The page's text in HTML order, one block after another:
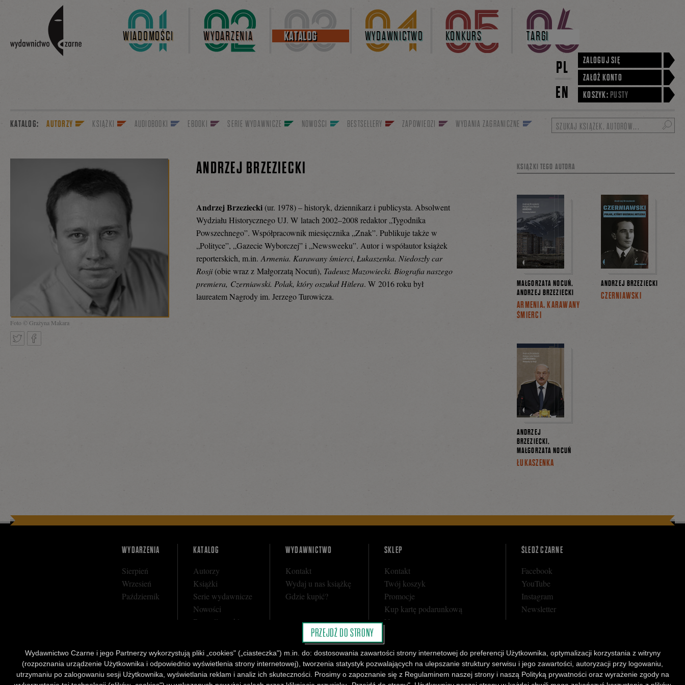
WIADOMOŚCI WYDARZENIA KATALOG WYDAWNICTWO KONKURS TARGI
PL
EN
ZALOGUJ SIĘ
ZAŁÓŻ KONTO
KOSZYK: PUSTY
KATALOG: AUTORZY KSIĄŻKI AUDIOBOOKI EBOOKI SERIE WYDAWNICZE NOWOŚCI BESTSELLERY ZAPOWIEDZI WYDANIA ZAGRANICZNE
ANDRZEJ BRZEZIECKI
Foto © Grażyna Makara
Andrzej Brzeziecki(ur. 1978) – historyk, dziennikarz i publicysta. Absolwent
Wydziału Historycznego UJ. W latach 2002–2008 redaktor „Tygodnika
Powszechnego”. Współpracownik miesięcznika „Znak”. Publikuje także w
„Polityce”, „Gazecie Wyborczej” i „Newsweeku”. Autor i współautor książek
reporterskich, m.in.Armenia. Karawany śmierci, Łukaszenka. Niedoszły car
Rosji(obie wraz z Małgorzatą Nocuń), Tadeusz Mazowiecki. Biografia naszego
premiera, Czerniawski. Polak, który oszukał Hitlera. W 2016 roku był
laureatem Nagrody im. Jerzego Turowicza.
KSIĄŻKI TEGO AUTORA
MAŁGORZATA NOCUŃ,
ANDRZEJ BRZEZIECKI
ARMENIA. KARAWANY
ŚMIERCI
ANDRZEJ BRZEZIECKI
CZERNIAWSKI
ANDRZEJ
BRZEZIECKI,
MAŁGORZATA NOCUŃ
ŁUKASZENKA
WYDARZENIA
Sierpień
Wrzesień
Październik
KATALOG
Autorzy
Książki
Serie wydawnicze
Nowości
Bestsellery sklepu
WYDAWNICTWO
Kontakt
Wydaj u nas książkę
Gdzie kupić?
SKLEP
Kontakt
Twój koszyk
Promocje
Kup kartę podarunkową
Nota prawna
Polityka prywatności
Regulamin Klubu Czarnego
Regulamin Karty Podarunkowej
ŚLEDŹ CZARNE
Facebook
YouTube
Instagram
Newsletter
PRZEJDŹ DO STRONY
Wydawnictwo Czarne i jego Partnerzy wykorzystują pliki „cookies" („ciasteczka") m.in. do: dostosowania zawartości strony internetowej do preferencji Użytkownika, optymalizacji korzystania z witryny
(rozpoznania urządzenie Użytkownika i odpowiednio wyświetlenia strony internetowej), tworzenia statystyk pozwalających na ulepszanie struktury serwisu i jego zawartości, autoryzacji przy logowaniu,
utrzymaniu po zalogowaniu sesji Użytkownika, wyświetlania reklam i analiz ich skuteczności. Prosimy o zapoznanie się z Regulaminem naszej strony i naszą Polityką prywatności oraz wyrażenie zgody na